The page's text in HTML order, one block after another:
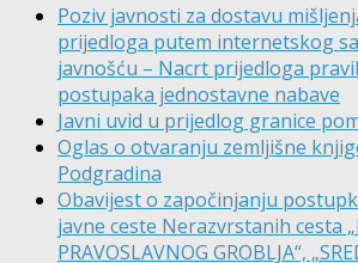
Poziv javnosti za dostavu
prijedloga putem internetskog
javnošću – Nacrt prijedloga
postupaka jednostavne nabave
Javni uvid u prijedlog granice
Oglas o otvaranju zemljišne
Podgradina
Obavijest o započinjanju
javne ceste Nerazvrstanih cesta
PRAVOSLAVNOG GROBLJA“,